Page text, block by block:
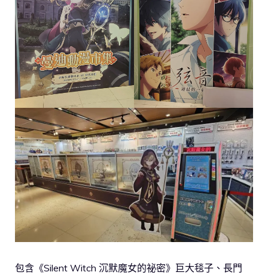
包含《Silent Witch 沉默魔女的祕密》巨大毯子、長門